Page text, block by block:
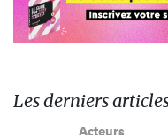
Les derniers
Acteurs